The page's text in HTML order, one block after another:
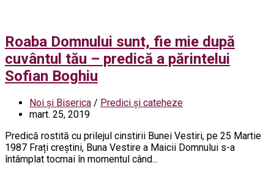
Roaba Domnului sunt, fie mie după
cuvântul tău – predică a părintelui
Sofian Boghiu
Noi și Biserica / Predici și cateheze
mart. 25, 2019
Predică rostită cu prilejul cinstirii Bunei Vestiri, pe 25 Martie
1987 Frați creștini, Buna Vestire a Maicii Domnului s-a
întâmplat tocmai în momentul când...